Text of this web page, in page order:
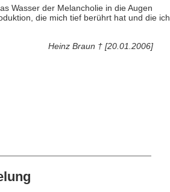
Wasser der Melancholie in die Augen
die mich tief berührt hat und die ich
Heinz Braun † [20.01.2006]